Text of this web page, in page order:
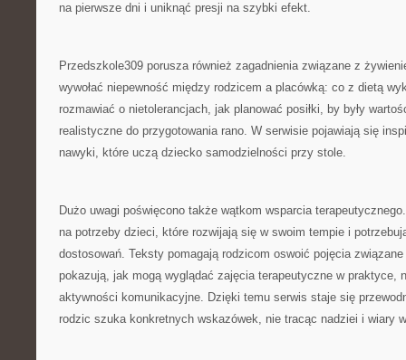
na pierwsze dni i uniknąć presji na szybki efekt.
Przedszkole309 porusza również zagadnienia związane z
wywołać niepewność między rodzicem a placówką: co z dietą
rozmawiać o nietolerancjach, jak planować posiłki, by były
realistyczne do przygotowania rano. W serwisie pojawiają się
nawyki, które uczą dziecko samodzielności przy stole.
Dużo uwagi poświęcono także wątkom wsparcia
na potrzeby dzieci, które rozwijają się w swoim tempie i
dostosowań. Teksty pomagają rodzicom oswoić pojęcia
pokazują, jak mogą wyglądać zajęcia terapeutyczne w praktyce,
aktywności komunikacyjne. Dzięki temu serwis staje się
rodzic szuka konkretnych wskazówek, nie tracąc nadziei i wiary